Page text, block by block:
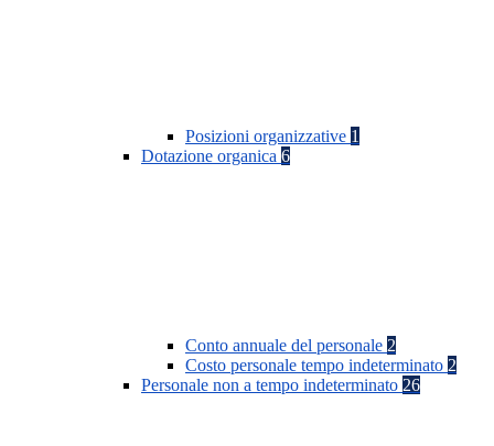
Posizioni organizzative 1
Dotazione organica 6
Conto annuale del personale 2
Costo personale tempo indeterminato 2
Personale non a tempo indeterminato 26